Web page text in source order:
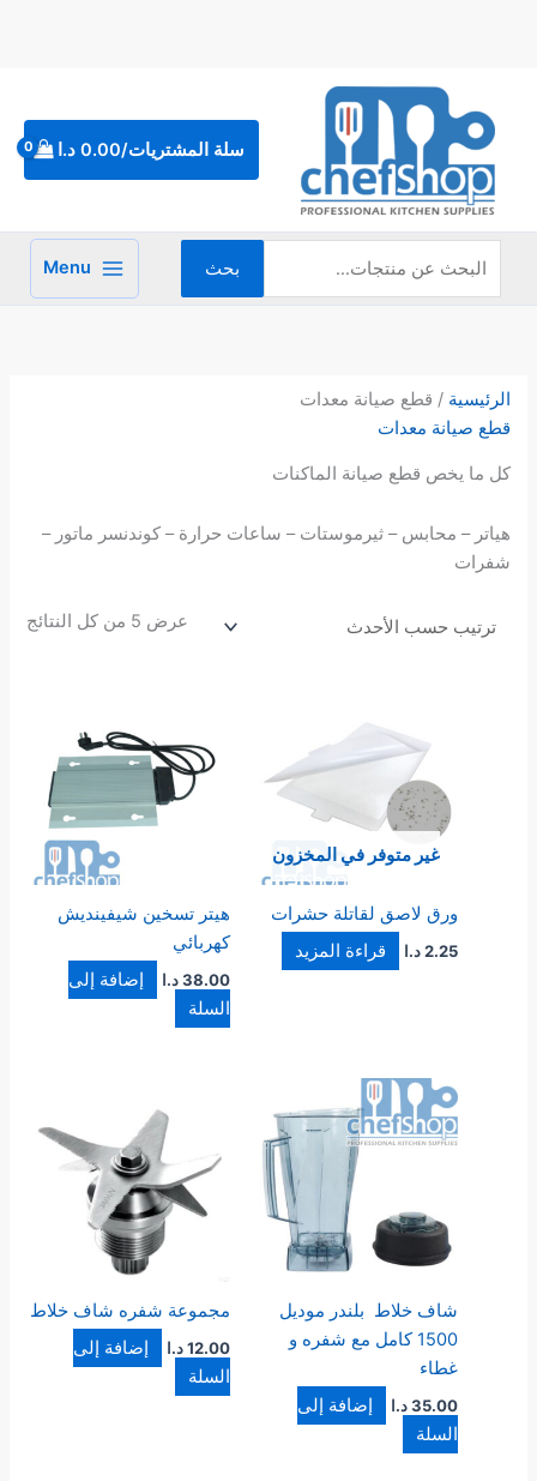
سلة المشتريات/0.00 د.ا
عن:
بحث Menu
الرئيسية / قطع صيانة معدات
قطع صيانة معدات
كل ما يخص قطع صيانة الماكنات
هياتر – محابس – ثيرموستات – ساعات حرارة – كوندنسر ماتور –
شفرات
عرض ⁦5⁩ من كل النتائج
غير متوفر في المخزون
ورق لاصق لقاتلة حشرات
2.25 د.ا قراءة المزيد
هيتر تسخين شيفينديش
كهربائي
38.00د.ا
إضافة إلى
السلة
شاف خلاط بلندر موديل
1500 كامل مع شفره و
غطاء
35.00 د.ا
إضافة إلى
السلة
مجموعة شفره شاف خلاط
12.00د.ا
إضافة إلى
السلة